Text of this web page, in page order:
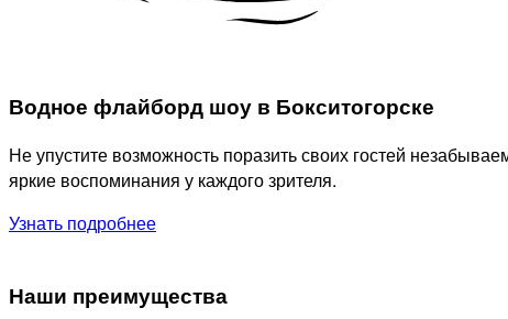
Водное флайборд шоу в Бокситогорске
Не упустите возможность поразить своих гостей
яркие воспоминания у каждого зрителя.
Узнать подробнее
Наши преимущества